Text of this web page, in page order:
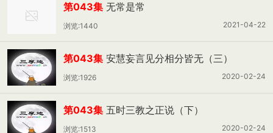
第043集 无常是常
2021-04-22
浏览:1440
第043集 安慧妄言见分相分皆无（三）
2020-02-24
浏览:1926
第043集 五时三教之正说（下）
2020-02-24
浏览:1513